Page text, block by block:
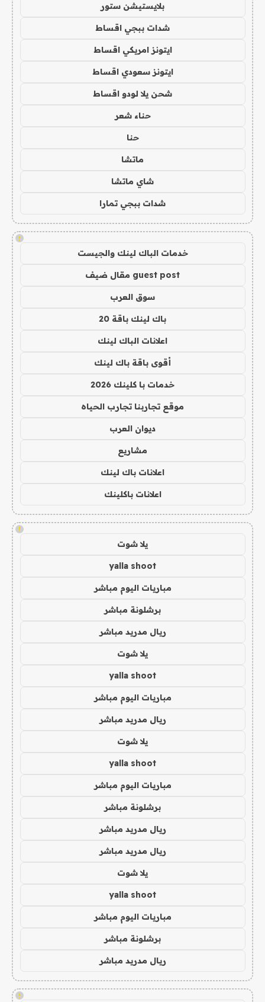
بلايستيشن ستور
شدات ببجي اقساط
ايتونز امريكي اقساط
ايتونز سعودي اقساط
شحن يلا لودو اقساط
حناء شعر
حنا
ماتشا
شاي ماتشا
شدات ببجي تمارا
!
خدمات الباك لينك والجيست
guest post مقال ضيف
سوق العرب
باك لينك باقة 20
اعلانات الباك لينك
أقوى باقة باك لينك
خدمات با كلينك 2026
موقع تجاربنا تجارب الحياه
ديوان العرب
مشاريع
اعلانات باك لينك
اعلانات باكلينك
!
يلا شوت
yalla shoot
مباريات اليوم مباشر
برشلونة مباشر
ريال مدريد مباشر
يلا شوت
yalla shoot
مباريات اليوم مباشر
ريال مدريد مباشر
يلا شوت
yalla shoot
مباريات اليوم مباشر
برشلونة مباشر
ريال مدريد مباشر
ريال مدريد مباشر
يلا شوت
yalla shoot
مباريات اليوم مباشر
برشلونة مباشر
ريال مدريد مباشر
!